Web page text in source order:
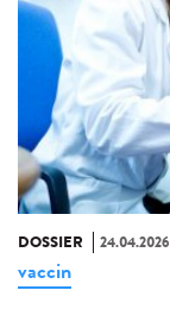
DOSSIER 24.04.2026
vaccin